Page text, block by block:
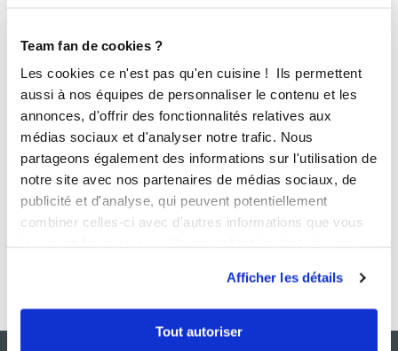
Team fan de cookies ?
Les cookies ce n'est pas qu'en cuisine ! Ils permettent
aussi à nos équipes de personnaliser le contenu et les
annonces, d'offrir des fonctionnalités relatives aux
médias sociaux et d'analyser notre trafic. Nous
partageons également des informations sur l'utilisation de
notre site avec nos partenaires de médias sociaux, de
publicité et d'analyse, qui peuvent potentiellement
combiner celles-ci avec d'autres informations que vous
Afficher les détails
Tout autoriser